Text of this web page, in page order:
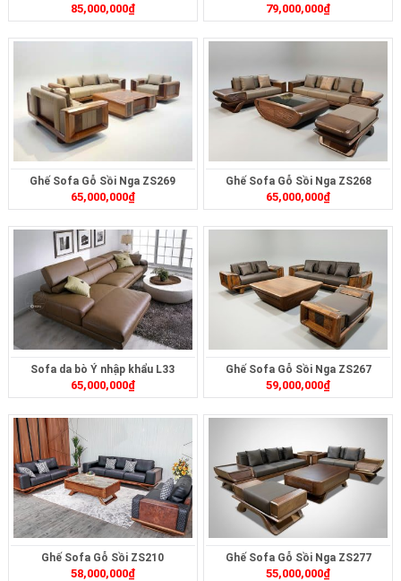
85,000,000₫ 79,000,000₫
Ghế Sofa Gỗ Sồi Nga ZS269
65,000,000₫
Ghế Sofa Gỗ Sồi Nga ZS268
65,000,000₫
Sofa da bò Ý nhập khẩu L33
65,000,000₫
Ghế Sofa Gỗ Sồi Nga ZS267
59,000,000₫
Ghế Sofa Gỗ Sồi ZS210
58,000,000₫
Ghế Sofa Gỗ Sồi Nga ZS277
55,000,000₫